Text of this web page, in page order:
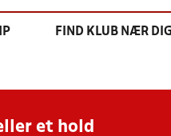
FIND KLUB NÆR DIG
et hold